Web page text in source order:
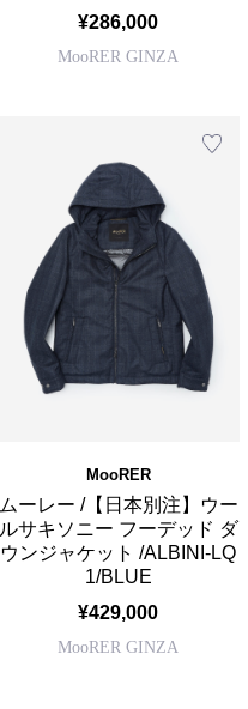
¥286,000
MooRER GINZA
MooRER
ムーレー /【日本別注】ウー
ルサキソニー フーデッド ダ
ウンジャケット /ALBINI-LQ
1/BLUE
¥429,000
MooRER GINZA